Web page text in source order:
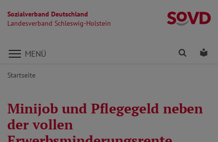
Sozialverband Deutschland
Landesverband Schleswig-Holstein
Direkt zu den Inhalten springen
MENÜ Finden
Startseite
Minijob und Pflegegeld neben
der vollen